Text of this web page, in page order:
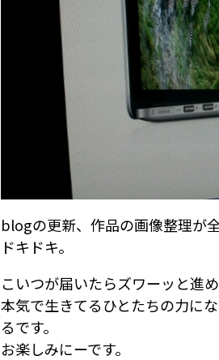
blogの更新、作品の画像整理が
ドキドキ。
こいつが届いたらズワーッと進
本気で生きてるひとたちの力に
るです。
お楽しみにーです。